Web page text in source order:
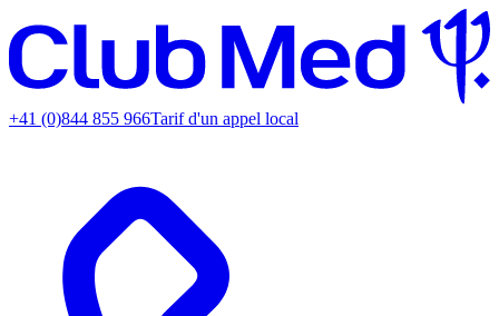
+41 (0)844 855 966Tarif d'un appel local